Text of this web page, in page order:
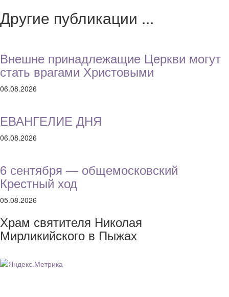
Другие публикации ...
Внешне принадлежащие Церкви могут
стать врагами Христовыми
06.08.2026
ЕВАНГЕЛИЕ ДНЯ
06.08.2026
6 сентября — общемосковский
Крестный ход
05.08.2026
Храм святителя Николая
Мирликийского в Пыжах